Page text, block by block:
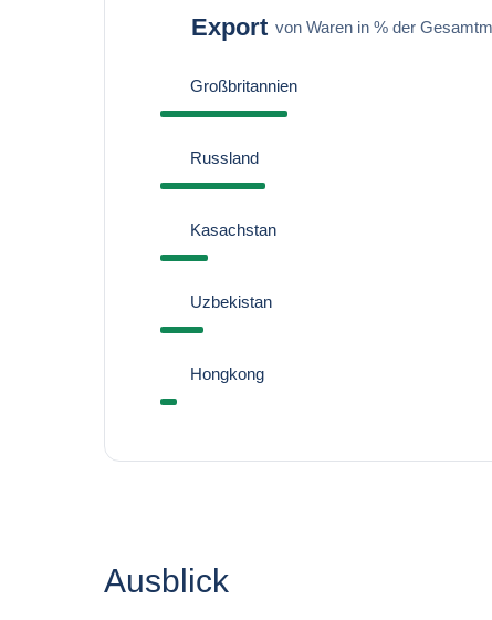
Export von Waren in % der
Großbritannien
Russland
Kasachstan
Uzbekistan
Hongkong
Ausblick